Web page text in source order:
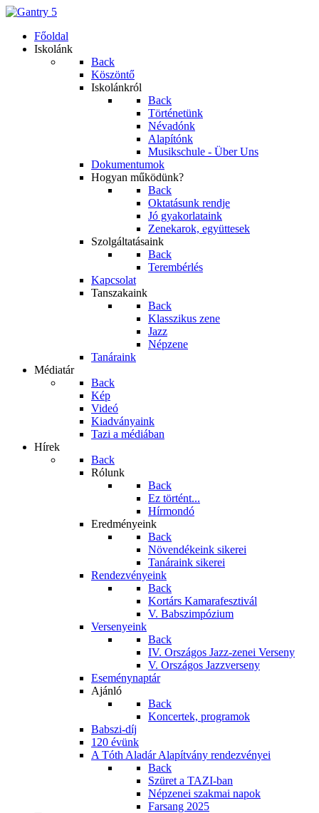
Főoldal
Iskolánk
Back
Köszöntő
Iskolánkról
Back
Történetünk
Névadónk
Alapítónk
Musikschule - Über Uns
Dokumentumok
Hogyan működünk?
Back
Oktatásunk rendje
Jó gyakorlataink
Zenekarok, együttesek
Szolgáltatásaink
Back
Terembérlés
Kapcsolat
Tanszakaink
Back
Klasszikus zene
Jazz
Népzene
Tanáraink
Médiatár
Back
Kép
Videó
Kiadványaink
Tazi a médiában
Hírek
Back
Rólunk
Back
Ez történt...
Hírmondó
Eredményeink
Back
Növendékeink sikerei
Tanáraink sikerei
Rendezvényeink
Back
Kortárs Kamarafesztivál
V. Babszimpózium
Versenyeink
Back
IV. Országos Jazz-zenei Verseny
V. Országos Jazzverseny
Eseménynaptár
Ajánló
Back
Koncertek, programok
Babszi-díj
120 évünk
A Tóth Aladár Alapítvány rendezvényei
Back
Szüret a TAZI-ban
Népzenei szakmai napok
Farsang 2025